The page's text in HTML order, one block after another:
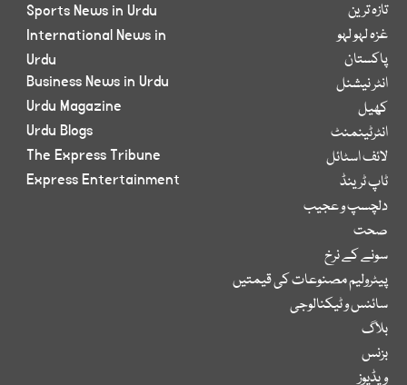
تازہ ترین
غزہ لہو لہو
پاکستان
انٹر نیشنل
کھیل
انٹرٹینمنٹ
لائف اسٹائل
ٹاپ ٹرینڈ
دلچسپ و عجیب
صحت
سونے کے نرخ
پیٹرولیم مصنوعات کی قیمتیں
سائنس و ٹیکنالوجی
بلاگ
بزنس
ویڈیوز
Sports News in Urdu
International News in
Urdu
Business News in Urdu
Urdu Magazine
Urdu Blogs
The Express Tribune
Express Entertainment